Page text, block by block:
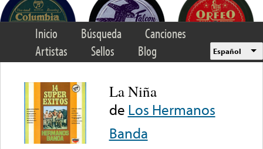
Inicio Búsqueda
Canciones
Artistas
Sellos Blog Español
La Niña
de Los Hermanos
Banda